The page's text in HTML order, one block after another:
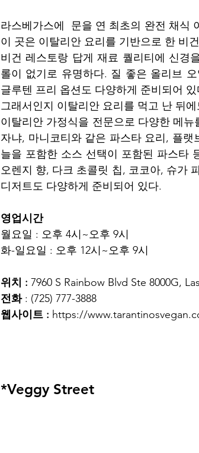
라스베가스에  문을 연 최초의 완전 채식
이 곳은 이탈리안 요리를 기반으로 한 비
비건 레스토랑 답게 재료 퀄리티에 신경
롤이 없기로 유명하다. 질 좋은 올리브
글루텐 프리 옵션도 다양하게 준비되어 있
그래서인지 이탈리안 요리를 먹고 난 뒤
이탈리안 가정식을 전문으로 다양한 메뉴
자냐, 마니코티와 같은 파스타 요리, 플
늘을 포함한 소스 선택이 포함된 파스타
오렌지 향, 다크 초콜릿 칩, 코코아, 슈가
디저트도 다양하게 준비되어 있다.
영업시간
월요일 : 오후 4시~오후 9시
화-일요일 : 오후 12시~오후 9시
위치 : 7960 S Rainbow Blvd Ste 8000G,
전화 : (725) 777-3888
웹사이트 : https://
*Veggy Street